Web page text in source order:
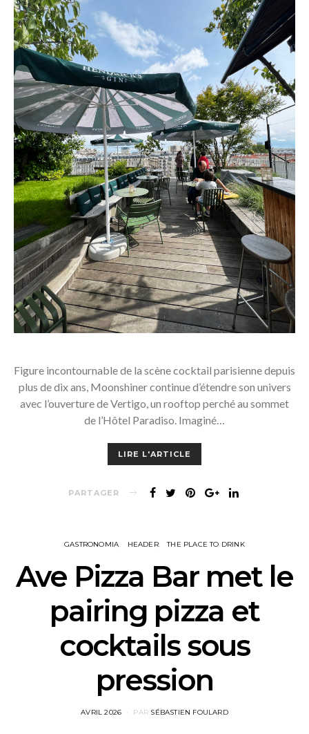
Figure incontournable de la scène cocktail parisienne depuis
plus de dix ans, Moonshiner continue d’étendre son univers
avec l’ouverture de Vertigo, un rooftop perché au sommet
de l’Hôtel Paradiso. Imaginé…
LIRE L'ARTICLE
PARTAGER
GASTRONOMIA HEADER THE PLACE TO DRINK
Ave Pizza Bar met le
pairing pizza et
cocktails sous
pression
POSTED
AVRIL 2026 PAR SÉBASTIEN FOULARD